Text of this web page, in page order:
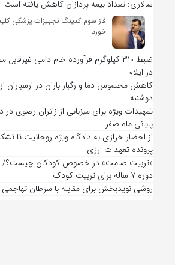
سالاری: تعداد بیمه پردازان کاهش یافته است
فاز سوم کدینگ تجهیزات پزشکی
خورد
ضبط ۳۱۰ کیلوگرم فرآورده خام دامی
در ایلام
کاهش محسوس دما و رگبار باران در ارسباران از
دوشنبه
تمهیدات ویژه برای میزبانی از زائران رضوی در
پایانی ماه صفر
پرونده تعهدات ارزی
«تربیت صامت» در خصوص کودکان چیست؟/
دوره ۷ ساله برای تربیت کودک
روشی نویدبخش برای مقابله با سرطان تهاجمی